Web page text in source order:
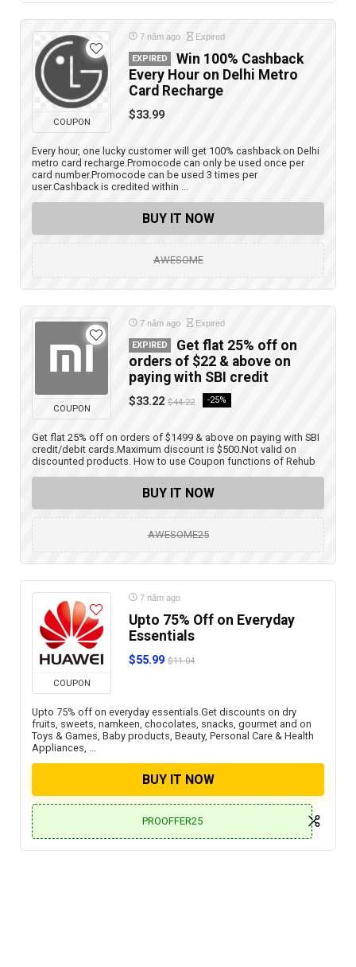
COUPON
7 năm ago Expired
EXPIRED
Win 100% Cashback
Every Hour on Delhi Metro
Card Recharge
$33.99
Every hour, one lucky customer will get 100% cashback on Delhi
metro card recharge.Promocode can only be used once per
card number.Promocode can be used 3 times per
user.Cashback is credited within ...
BUY IT NOW
AWESOME
COUPON
7 năm ago Expired
EXPIRED
Get flat 25% off on
orders of $22 & above on
paying with SBI credit
$33.22 $44.22 -25%
Get flat 25% off on orders of $1499 & above on paying with SBI
credit/debit cards.Maximum discount is $500.Not valid on
discounted products. How to use Coupon functions of Rehub
BUY IT NOW
AWESOME25
COUPON
7 năm ago
Upto 75% Off on Everyday
Essentials
$55.99 $11.04
Upto 75% off on everyday essentials.Get discounts on dry
fruits, sweets, namkeen, chocolates, snacks, gourmet and on
Toys & Games, Baby products, Beauty, Personal Care & Health
Appliances, ...
BUY IT NOW
PROOFFER25